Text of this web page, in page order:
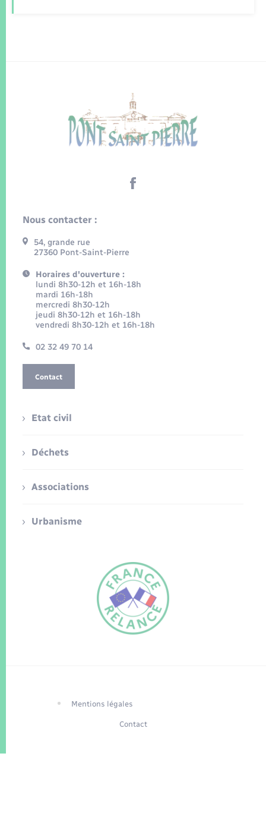
Nous contacter :
54, grande rue
27360 Pont-Saint-Pierre
Horaires d'ouverture :
lundi 8h30-12h et 16h-18h
mardi 16h-18h
mercredi 8h30-12h
jeudi 8h30-12h et 16h-18h
vendredi 8h30-12h et 16h-18h
02 32 49 70 14
Contact
Etat civil
Déchets
Associations
Urbanisme
Mentions légales
Contact